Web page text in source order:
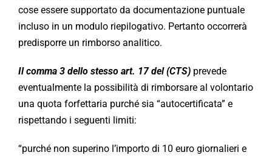
cose essere supportato da documentazione puntuale
incluso in un modulo riepilogativo. Pertanto occorrerà
predisporre un rimborso analitico.
Il comma 3 dello stesso art. 17 del (CTS)prevede
eventualmente la possibilità di rimborsare al volontario
una quota forfettaria purché sia “autocertificata” e
rispettando i seguenti limiti:
“purché non superino l’importo di 10 euro giornalieri e